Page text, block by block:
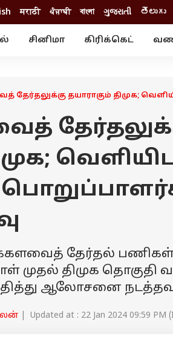
मराठी ਪੰਜਾਬੀ বাংলা ગુજરાતી తెలుగు
சினிமா கிரிக்கெட்
வீடியோ
தேர்தலுக்கு தயாராகும் திமுக;
தேர்தல் பணிகள்
முதல் திமுக தொகுதி
ஆலோசனை
| Updated at : 22 Jan 2024 09:59 PM